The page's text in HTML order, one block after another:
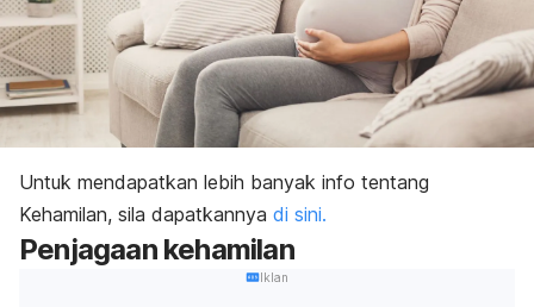
Untuk mendapatkan lebih banyak info tentang
Kehamilan, sila dapatkannya di sini.
Penjagaan kehamilan
Iklan